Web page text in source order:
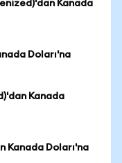
Kanada
Doları'na
Kanada
Kanada Doları'na